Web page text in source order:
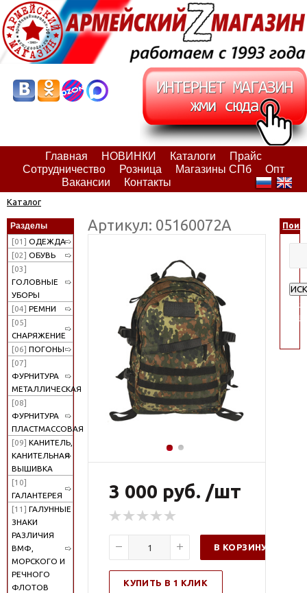
Главная НОВИНКИ Каталоги
Прайс
Сотрудничество
Розница Магазины СПб
Опт
Вакансии
Контакты
Каталог
Разделы
[01] ОДЕЖДА
[02] ОБУВЬ
[03]
ГОЛОВНЫЕ
УБОРЫ
[04] РЕМНИ
[05]
СНАРЯЖЕНИЕ
[06] ПОГОНЫ
[07]
ФУРНИТУРА
МЕТАЛЛИЧЕСКАЯ
[08]
ФУРНИТУРА
ПЛАСТМАССОВАЯ
[09] КАНИТЕЛЬ,
КАНИТЕЛЬНАЯ
ВЫШИВКА
[10]
ГАЛАНТЕРЕЯ
[11] ГАЛУННЫЕ
ЗНАКИ
РАЗЛИЧИЯ
ВМФ,
МОРСКОГО И
РЕЧНОГО
ФЛОТОВ
Артикул: 05160072А
3 000 руб. /шт
В КОРЗИНУ
КУПИТЬ В 1 КЛИК